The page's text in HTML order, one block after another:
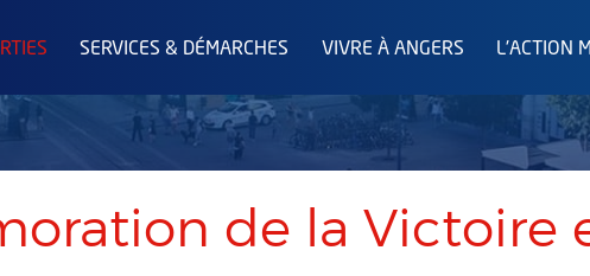
SERVICES & DÉMARCHES VIVRE À ANGERS L'ACTION
de la Victoire